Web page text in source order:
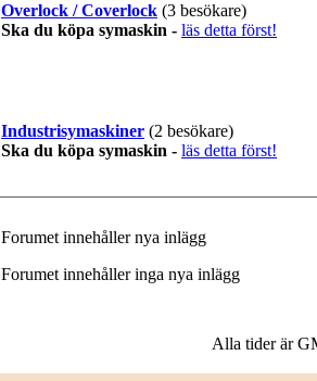
Overlock / Coverlock (3 besökare)
Ska du köpa symaskin - läs detta först!
Industrisymaskiner (2 besökare)
Ska du köpa symaskin - läs detta först!
Forumet innehåller nya inlägg
Forumet innehåller inga nya inlägg
Alla tider är